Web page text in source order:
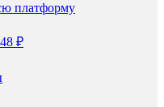
платформу
₽